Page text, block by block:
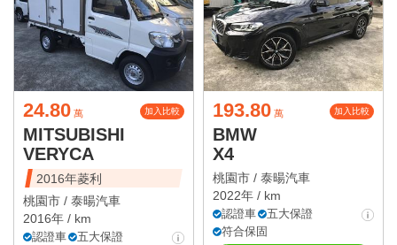
24.80 萬 加入比較
MITSUBISHI
VERYCA
2016年菱利
桃園市 / 泰暘汽車
2016年 / km
認證車
五大保證
193.80 萬 加入比較
BMW
X4
桃園市 / 泰暘汽車
2022年 / km
認證車
五大保證
符合保固